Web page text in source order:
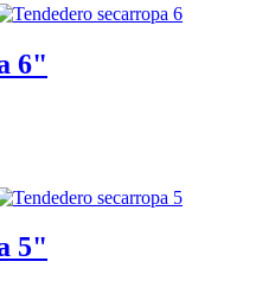
6"
5"